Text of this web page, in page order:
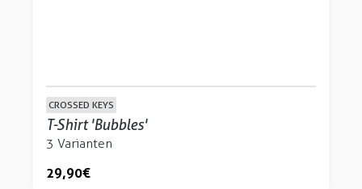
CROSSED KEYS
T-Shirt 'Bubbles'
3 Varianten
29,90 €